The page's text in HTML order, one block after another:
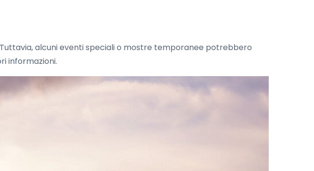
alcuni eventi speciali o mostre temporanee potrebbero
informazioni.